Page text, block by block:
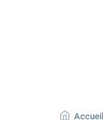
Accueil